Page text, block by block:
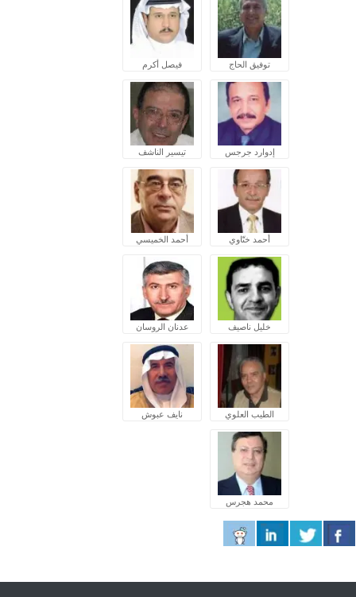
توفيق الحاج فيصل أكرم
إدوارد جرجس تيسير الناشف
أحمد ختّاوي أحمد الخميسي
خليل ناصيف عدنان الروسان
الطيب العلوي نايف عبوش
محمد هجرس